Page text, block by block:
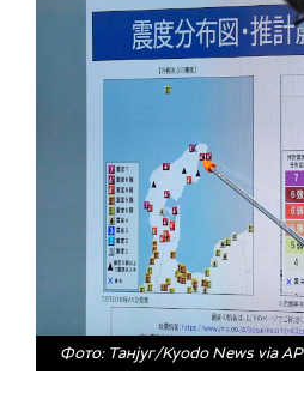
Фото: Танјуг/Kyodo News via AP